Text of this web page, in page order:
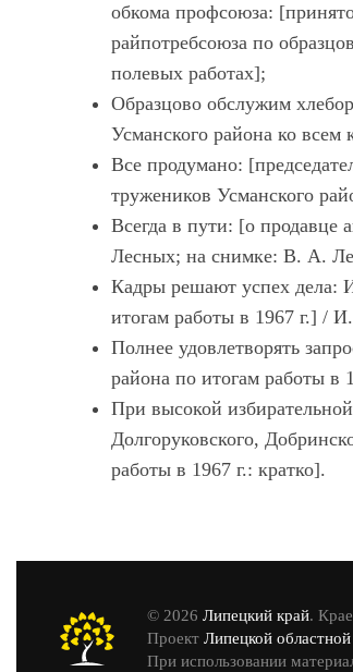
обкома профсоюза:
райпотребсоюза по
полевых работах];
Образцово обслужим
Усманского района ко всем
Все продумано:
тружеников Усманского
Всегда в пути: [о продавце
Лесных; на снимке: В. А.
Кадры решают успех дела:
итогам работы в 1967 г.] /
Полнее удовлетворять
района по итогам работы
При высокой
Долгоруковского,
работы в 1967 г.: кратко].
© 2026 Липецкий край.
Проект Липецкой
При использовании